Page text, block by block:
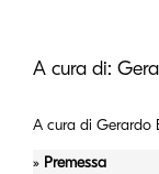
A cura di:
A cura di Gerardo
» Premessa